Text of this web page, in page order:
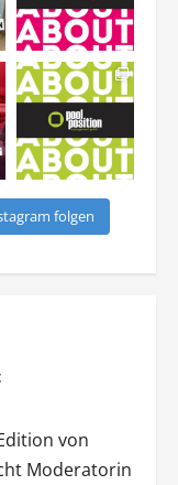
folgen
von
Moderatorin